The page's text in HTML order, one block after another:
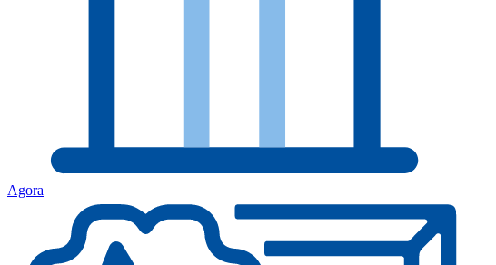
Agora